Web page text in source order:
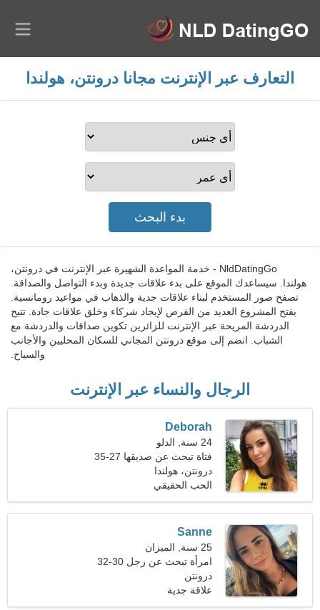
التعارف عبر الإنترنت مجانا درونتن، هولندا
NldDatingGo - خدمة المواعدة الشهيرة عبر الإنترنت في درونتن،
هولندا. سيساعدك الموقع على بدء علاقات جديدة وبدء التواصل والصداقة.
تصفح صور المستخدم لبناء علاقات جدية والذهاب في مواعيد رومانسية.
يفتح المشروع العديد من الفرص لإيجاد شركاء وخلق علاقات جادة. تتيح
الدردشة المريحة عبر الإنترنت للزائرين تكوين صداقات والدردشة مع
الشباب. انضم إلى موقع درونتن المجاني للسكان المحليين والأجانب
والسياح.
الرجال والنساء عبر الإنترنت
Deborah
24 سنة, الدلو
فتاة تبحث عن صديقها 27-35
درونتن، هولندا
الحب الحقيقي
Sanne
25 سنة, الميزان
امرأة تبحث عن رجل 30-32
درونتن
علاقة جدية